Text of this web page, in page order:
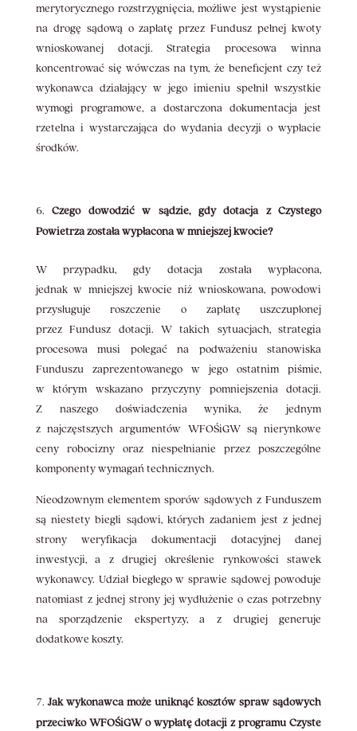
merytorycznego rozstrzygnięcia, możliwe jest wystąpienie
na drogę sądową o zapłatę przez Fundusz pełnej kwoty
wnioskowanej dotacji. Strategia procesowa winna
koncentrować się wówczas na tym, że beneficjent czy też
wykonawca działający w jego imieniu spełnił wszystkie
wymogi programowe, a dostarczona dokumentacja jest
rzetelna i wystarczająca do wydania decyzji o wypłacie
środków.
Czego dowodzić w sądzie, gdy dotacja z Czystego
Powietrza została wypłacona w mniejszej kwocie?
W przypadku, gdy dotacja została wypłacona,
jednak w mniejszej kwocie niż wnioskowana, powodowi
przysługuje roszczenie o zapłatę uszczuplonej
przez Fundusz dotacji. W takich sytuacjach, strategia
procesowa musi polegać na podważeniu stanowiska
Funduszu zaprezentowanego w jego ostatnim piśmie,
w którym wskazano przyczyny pomniejszenia dotacji.
Z naszego doświadczenia wynika, że jednym
z najczęstszych argumentów WFOŚiGW są nierynkowe
ceny robocizny oraz niespełnianie przez poszczególne
komponenty wymagań technicznych.
Nieodzownym elementem sporów sądowych z Funduszem
są niestety biegli sądowi, których zadaniem jest z jednej
strony weryfikacja dokumentacji dotacyjnej danej
inwestycji, a z drugiej określenie rynkowości stawek
wykonawcy. Udział biegłego w sprawie sądowej powoduje
natomiast z jednej strony jej wydłużenie o czas potrzebny
na sporządzenie ekspertyzy, a z drugiej generuje
dodatkowe koszty.
Jak wykonawca może uniknąć kosztów spraw sądowych
przeciwko WFOŚiGW o wypłatę dotacji z programu Czyste